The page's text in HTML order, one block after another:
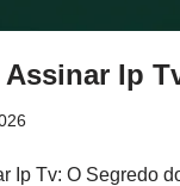
Assinar Ip
Ip Tv: O Segredo